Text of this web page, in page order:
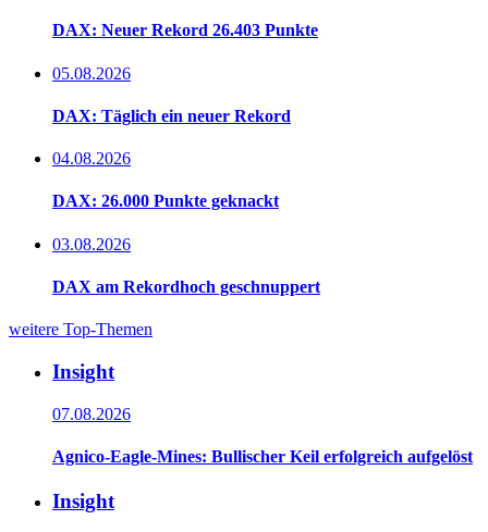
DAX: Neuer Rekord 26.403 Punkte
05.08.2026
DAX: Täglich ein neuer Rekord
04.08.2026
DAX: 26.000 Punkte geknackt
03.08.2026
DAX am Rekordhoch geschnuppert
weitere Top-Themen
Insight
07.08.2026
Agnico-Eagle-Mines: Bullischer Keil erfolgreich aufgelöst
Insight